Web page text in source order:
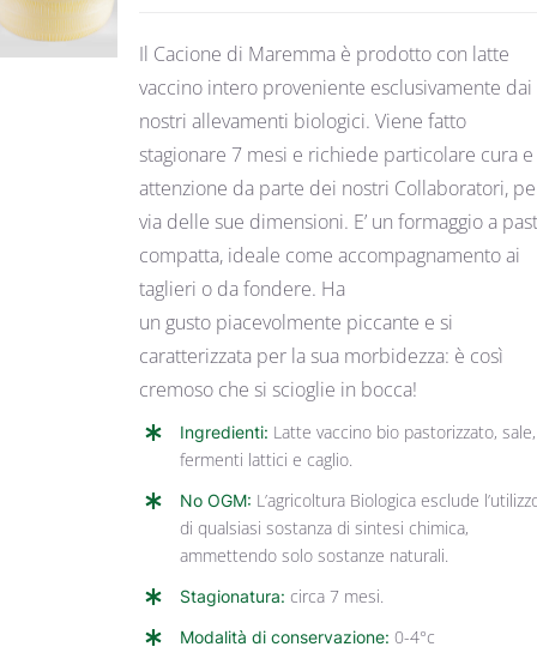
Il Cacione di Maremma è prodotto con latte
vaccino intero proveniente esclusivamente dai
nostri allevamenti biologici. Viene fatto
stagionare 7 mesi e richiede particolare cura e
attenzione da parte dei nostri Collaboratori,
via delle sue dimensioni. E’ un formaggio a
compatta, ideale come accompagnamento ai
taglieri o da fondere. Ha
un gusto piacevolmente piccante e si
caratterizzata per la sua morbidezza: è così
cremoso che si scioglie in bocca!
Ingredienti: Latte vaccino bio pastorizzato, sale,
fermenti lattici e caglio.
No OGM: L’agricoltura Biologica esclude
di qualsiasi sostanza di sintesi chimica,
ammettendo solo sostanze naturali.
Stagionatura: circa 7 mesi.
Modalità di conservazione: 0-4°c